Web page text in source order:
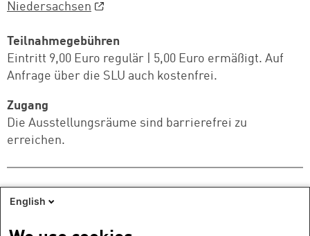
Niedersachsen
Teilnahmegebühren
Eintritt 9,00 Euro regulär | 5,00 Euro ermäßigt. Auf
Anfrage über die SLU auch kostenfrei.
Zugang
Die Ausstellungsräume sind barrierefrei zu
erreichen.
English